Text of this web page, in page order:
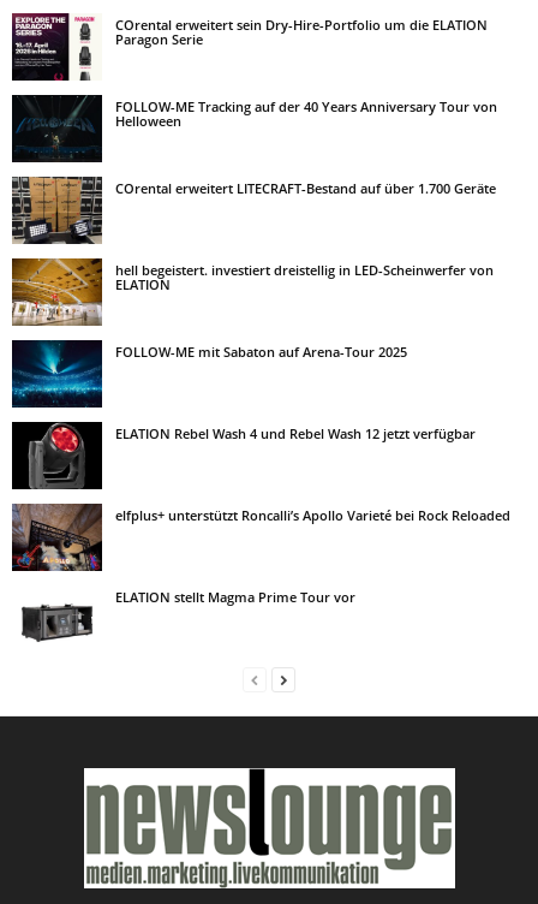
COrental erweitert sein Dry-Hire-Portfolio um die ELATION
Paragon Serie
FOLLOW-ME Tracking auf der 40 Years Anniversary Tour von
Helloween
COrental erweitert LITECRAFT-Bestand auf über 1.700 Geräte
hell begeistert. investiert dreistellig in LED-Scheinwerfer von
ELATION
FOLLOW-ME mit Sabaton auf Arena-Tour 2025
ELATION Rebel Wash 4 und Rebel Wash 12 jetzt verfügbar
elfplus+ unterstützt Roncalli’s Apollo Varieté bei Rock Reloaded
ELATION stellt Magma Prime Tour vor